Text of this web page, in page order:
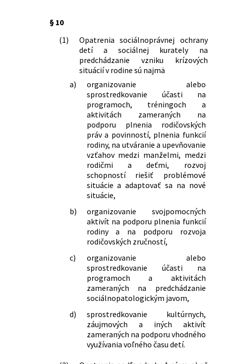
§ 10
(1)
Opatrenia sociálnoprávnej ochrany
detí a sociálnej kurately na
predchádzanie vzniku krízových
situácií v rodine sú najmä
a)
organizovanie alebo
sprostredkovanie účasti na
programoch, tréningoch a
aktivitách zameraných na
podporu plnenia rodičovských
práv a povinností, plnenia funkcií
rodiny, na utváranie a upevňovanie
vzťahov medzi manželmi, medzi
rodičmi a deťmi, rozvoj
schopností riešiť problémové
situácie a adaptovať sa na nové
situácie,
b)
organizovanie svojpomocných
aktivít na podporu plnenia funkcií
rodiny a na podporu rozvoja
rodičovských zručností,
c)
organizovanie alebo
sprostredkovanie účasti na
programoch a aktivitách
zameraných na predchádzanie
sociálnopatologickým javom,
d)
sprostredkovanie kultúrnych,
záujmových a iných aktivít
zameraných na podporu vhodného
využívania voľného času detí.